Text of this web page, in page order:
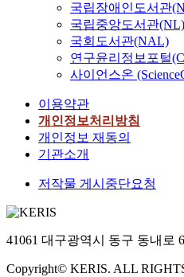
국립장애인도서관
국립중앙도서관(NL)
국회도서관(NAL)
연구윤리정보포털
사이언스온
이용약관
개인정보처리방침
개인정보 재동의
기관소개
저작물 게시중단요청
41061 대구광역시 동구 동내로
Copyright© KERIS. ALL